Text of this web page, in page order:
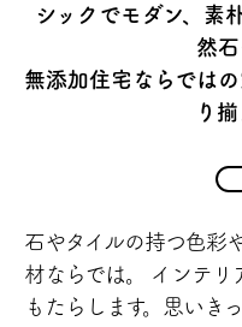
シックでモダン、素
然石
無添加住宅ならでは
り
石やタイルの持つ色彩
材ならでは。
インテリ
もたらします。
思いき